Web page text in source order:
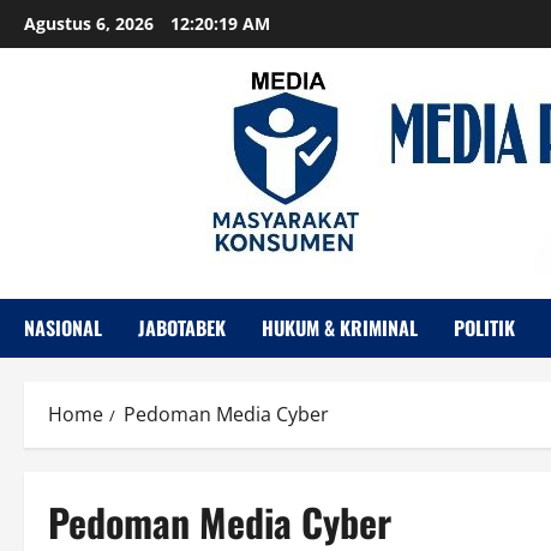
Skip
to
Agustus 6, 2026 12:20:20 AM
NASIONAL JABOTABEK HUKUM & KRIMINAL POLITIK
Home Pedoman Media Cyber
Pedoman Media Cyber